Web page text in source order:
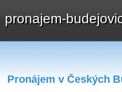
pronajem-
Pronájem v Českých